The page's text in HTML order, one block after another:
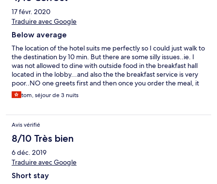
17 févr. 2020
Traduire avec Google
Below average
The location of the hotel suits me perfectly so I could just walk to
the destination by 10 min. But there are some silly issues..ie. I
was not allowed to dine with outside food in the breakfast hall
located in the lobby...and also the the breakfast service is very
poor..NO one greets first and then once you order the meal, it
takes forever...etc. I go to this city 4 or 5 times a year..Once the
the Marriott or Residence INN opens for business, I will avoid
tom, séjour de 3 nuits
Avis vérifié
8/10 Très bien
6 déc. 2019
Traduire avec Google
Short stay